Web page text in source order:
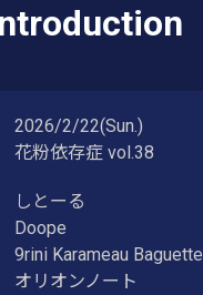
2026/2/22(Sun.)
花粉依存症 vol.38
しとーる
Doope
9rini Karameau Baguette
オリオンノート